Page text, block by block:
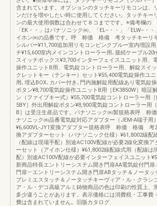
含まれています。オプションのタッチキーリモコンは、
ンだけを増やしたい時に使用してください。タッチキー
ンの最大使用個数は合わせて８コまでです。※備考欄の
「EK・・」はパナソニック㈱、「EL--・・」「ELW--・・
イホン㈱の品番です。呼 称価 格備 考タッチキーリ
シルバー¥11,700追加用リモコンピンクブルー室内増設用
チ¥15,600室内メインコントローラー用､接続ケーブル
スイッチボックス¥3,700インターフェイスユニット用、
操作ユニットB用、電気錠コントローラー用、解錠スイ
クレットキー（テンキー）セット¥55,400電気錠操作ユニ
用､埋込BOX､カバー付き､門内施解錠用配線あり電気錠
ボタン¥8,700電気錠操作ユニットB用［EK3850W］暗証
ン（ファイブキー式）¥55,700電気錠コントローラー用［
5BY］外出用解錠ボタン¥8,900電気錠コントローラー用
B］は受注生産品です。パナソニック㈱製規格表呼 称
ナソニック㈱品番電気錠対応アダプター（JEM-A端子用）
¥6,600VL-JY1変換アダプター規格表呼 称価 格備 考
換アダプターセット（パナソニック仕様）¥61,8002線配
（配線は現場手配）別途AC100V配線が必要2線化変換ア
ーセット（アイホン仕様）¥61,8002線配線式用（配線は
配）別途AC100V配線が必要インターフェイスユニット
新商品特長エントリーシステム開き門扉AA電気錠付門扉
門扉︶エントリーシステム開き門扉ABタッチ＆ノータッ
プレミエスタッチ＆ノータッチキーヴィア・ル・クラシ
ア・ル・デコ高級アルミ鋳物商品の色は印刷の性質上、
多少違うことがあります。表示価格には消費税・工事費
費は含まれていません。旧版カタログ